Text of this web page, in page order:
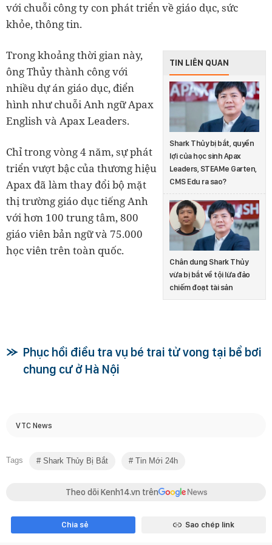
với chuỗi công ty con phát triển về giáo dục, sức
khỏe, thông tin.
TIN LIÊN QUAN
Shark Thủy bị bắt, quyền
lợi của học sinh Apax
Leaders, STEAMe Garten,
CMS Edu ra sao?
Chân dung Shark Thủy
vừa bị bắt về tội lừa đảo
chiếm đoạt tài sản
Trong khoảng thời gian này,
ông Thủy thành công với
nhiều dự án giáo dục, điển
hình như chuỗi Anh ngữ Apax
English và Apax Leaders.
Chỉ trong vòng 4 năm, sự phát
triển vượt bậc của thương hiệu
Apax đã làm thay đổi bộ mặt
thị trường giáo dục tiếng Anh
với hơn 100 trung tâm, 800
giáo viên bản ngữ và 75.000
học viên trên toàn quốc.
Phục hồi điều tra vụ bé trai tử vong tại bể bơi
chung cư ở Hà Nội
VTC News
Tags Shark Thủy Bị Bắt Tin Mới 24h
Theo dõi Kenh14.vn trên
Chia sẻ Sao chép link